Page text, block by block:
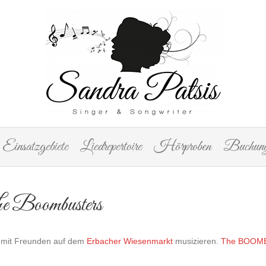
Einsatzgebiete Liedrepertoire Hörproben
Boombusters
Freunden auf dem Erbacher Wiesenmarkt musizieren. The